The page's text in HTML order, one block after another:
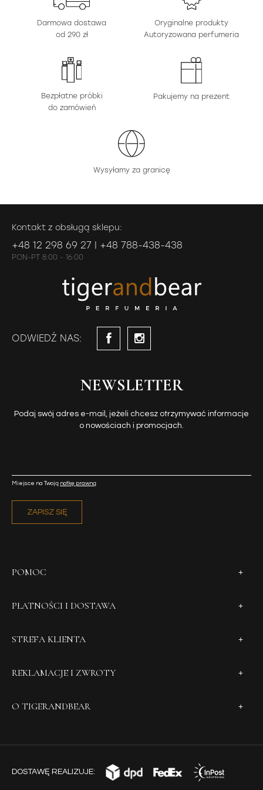
Darmowa dostawa
od 290 zł
Oryginalne produkty
Autoryzowana perfumeria
Bezpłatne próbki
do zamówień
Pakujemy na prezent
Wysyłamy za granicę
Kontakt z obsługą sklepu:
+48 12 298 69 27 | +48 788-438-438
PON-PT 8:00 - 16:00
ODWIEDŹ NAS:
NEWSLETTER
Podaj swój adres e-mail, jeżeli chcesz otrzymywać informacje
o nowościach i promocjach.
ZAPISZ SIĘ
Miejsce na Twoją notkę prawną
POMOC
PŁATNOŚCI I DOSTAWA
STREFA KLIENTA
REKLAMACJE I ZWROTY
O TIGERANDBEAR
DOSTAWĘ REALIZUJE: